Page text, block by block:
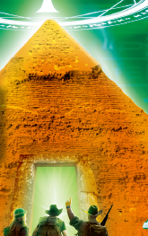
テッカーに
団マイ